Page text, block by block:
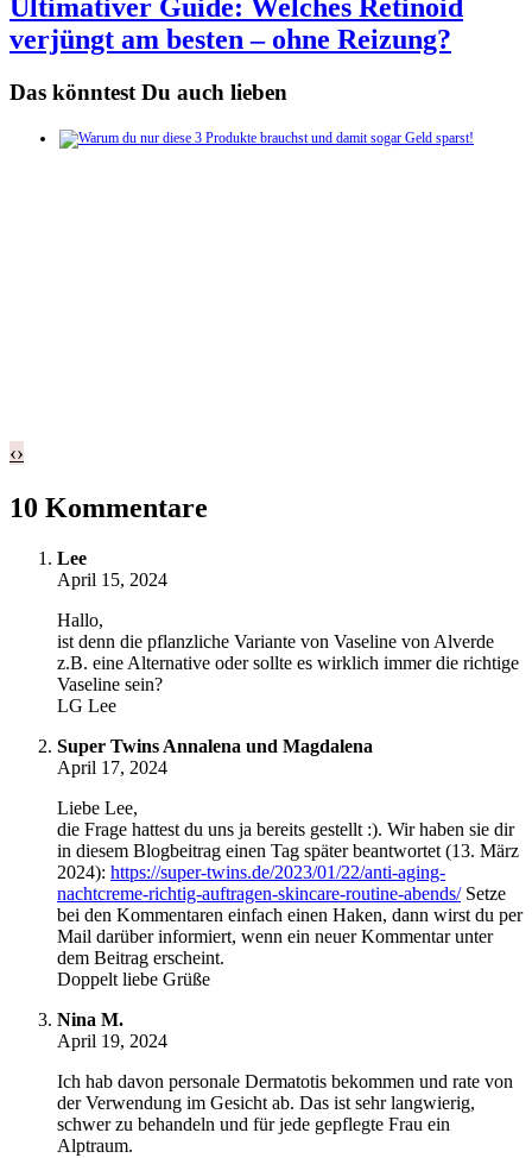
Ultimativer Guide: Welches Retinoid
verjüngt am besten – ohne Reizung?
Das könntest Du auch lieben
‹›
10 Kommentare
Lee
April 15, 2024
Hallo,
ist denn die pflanzliche Variante von Vaseline von Alverde
z.B. eine Alternative oder sollte es wirklich immer die richtige
Vaseline sein?
LG Lee
Super Twins Annalena und Magdalena
April 17, 2024
Liebe Lee,
die Frage hattest du uns ja bereits gestellt :). Wir haben sie dir
in diesem Blogbeitrag einen Tag später beantwortet (13. März
2024): https://super-twins.de/2023/01/22/anti-aging-
nachtcreme-richtig-auftragen-skincare-routine-abends/Setze
bei den Kommentaren einfach einen Haken, dann wirst du per
Mail darüber informiert, wenn ein neuer Kommentar unter
dem Beitrag erscheint.
Doppelt liebe Grüße
Nina M.
April 19, 2024
Ich hab davon personale Dermatotis bekommen und rate von
der Verwendung im Gesicht ab. Das ist sehr langwierig,
schwer zu behandeln und für jede gepflegte Frau ein
Alptraum.